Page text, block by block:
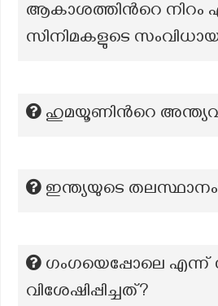
ആകാശത്തിന്‍റെ നിറം
സിനിമകളുടെ
ഹുമയൂണിന്‍റെ
ഇന്ത്യയുടെ
ഗംഗയെപ്പോലെ
വിശേഷിപ്പിച്ചത്?